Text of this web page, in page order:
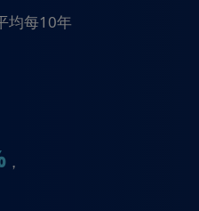
均每10年
，